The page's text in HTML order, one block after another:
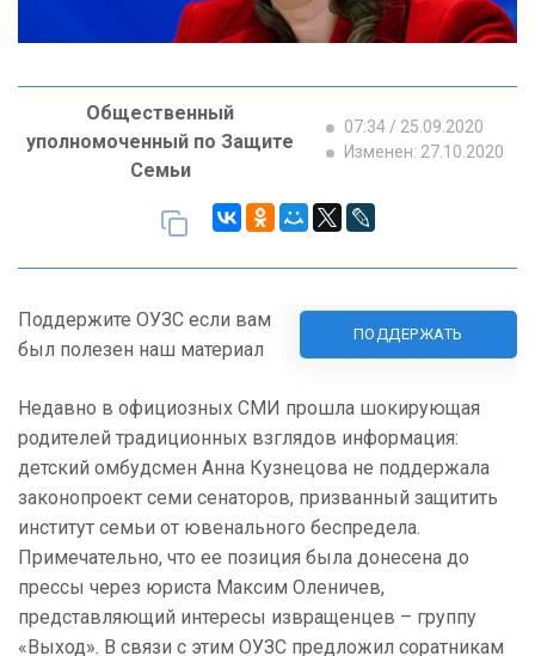
Общественный
уполномоченный по Защите
Семьи
07:34 / 25.09.2020
Изменен: 27.10.2020
Поддержите ОУЗС если вам
был полезен наш материал
ПОДДЕРЖАТЬ
Недавно в официозных СМИ прошла шокирующая
родителей традиционных взглядов информация:
детский омбудсмен Анна Кузнецова не поддержала
законопроект семи сенаторов, призванный защитить
институт семьи от ювенального беспредела.
Примечательно, что ее позиция была донесена до
прессы через юриста Максим Оленичев,
представляющий интересы извращенцев – группу
«Выход». В связи с этим ОУЗС предложил соратникам